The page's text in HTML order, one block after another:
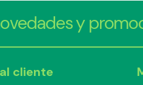
y
cliente